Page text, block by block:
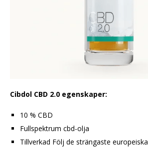
Cibdol CBD 2.0 egenskaper:
10 % CBD
Fullspektrum cbd-olja
Tillverkad Följ de strängaste europeiska